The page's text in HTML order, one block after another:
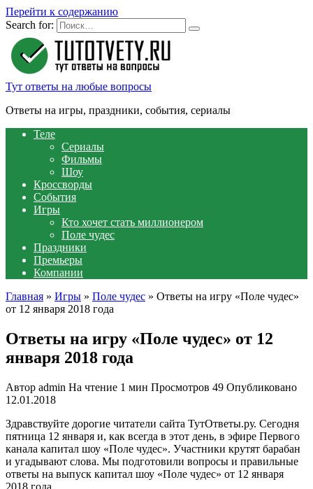
Перейти к содержанию
Search for:
Тут ответы на любые вопросы
Ответы на игры, праздники, события, сериалы
Теле
Сериалы
Фильмы
Шоу
Кроссворды
События
Игры
Кто хочет стать миллионером
Поле чудес
Праздники
Премьеры
Компании
Главная » Игры » Поле чудес » Ответы на игру «Поле чудес»
от 12 января 2018 года
Ответы на игру «Поле чудес» от 12
января 2018 года
Автор admin На чтение 1 мин Просмотров 49 Опубликовано
12.01.2018
Здравствуйте дорогие читатели сайта ТутОтветы.ру. Сегодня
пятница 12 января и, как всегда в этот день, в эфире Первого
канала капитал шоу «Поле чудес». Участники крутят барабан
и угадывают слова. Мы подготовили вопросы и правильные
ответы на выпуск капитал шоу «Поле чудес» от 12 января
2018 года.